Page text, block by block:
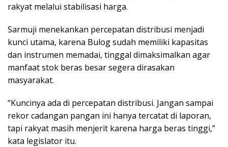
rakyat melalui stabilisasi harga.
Sarmuji menekankan percepatan distribusi menjadi
kunci utama, karena Bulog sudah memiliki kapasitas
dan instrumen memadai, tinggal dimaksimalkan agar
manfaat stok beras besar segera dirasakan
masyarakat.
“Kuncinya ada di percepatan distribusi. Jangan sampai
rekor cadangan pangan ini hanya tercatat di laporan,
tapi rakyat masih menjerit karena harga beras tinggi,”
kata legislator itu.